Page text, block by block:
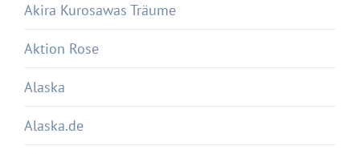
Akira Kurosawas Träume
Aktion Rose
Alaska
Alaska.de